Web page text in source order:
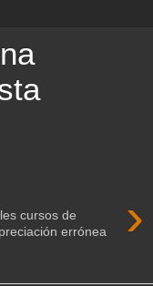
›
cursos de
errónea